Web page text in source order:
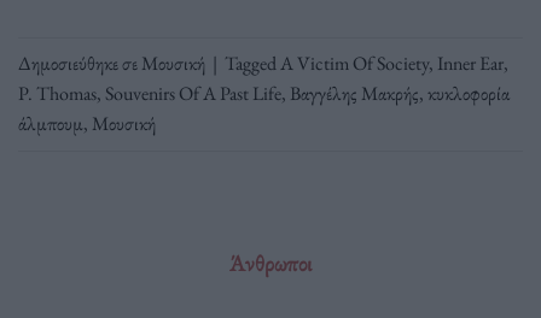
Δημοσιεύθηκε σεΜουσική | TaggedA Victim Of Society, Inner Ear,
P. Thomas, Souvenirs Of A Past Life, Βαγγέλης Μακρής,κυκλοφορία
άλμπουμ, Μουσική
Άνθρωποι